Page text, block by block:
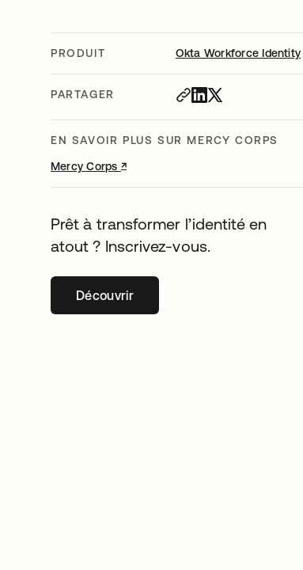
PRODUIT Okta Workforce Identity
PARTAGER
EN SAVOIR PLUS SUR MERCY CORPS
Mercy Corps ↗
Prêt à transformer l’identité en
atout ? Inscrivez-vous.
Découvrirs’ouvre dans un nouvel onglet